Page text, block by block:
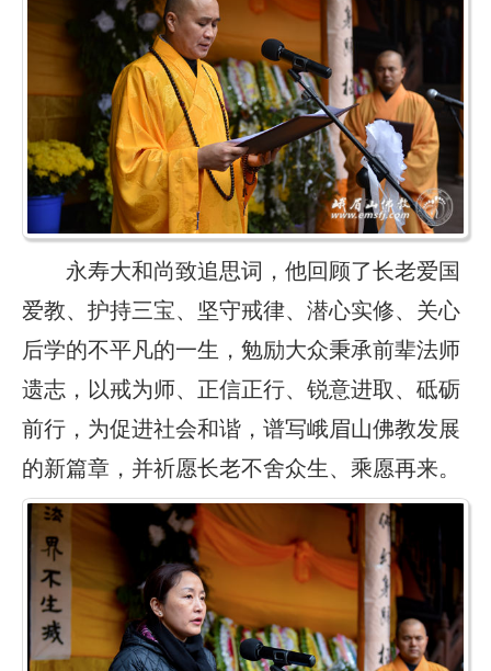
永寿大和尚致追思词，他回顾了长老爱国
爱教、护持三宝、坚守戒律、潜心实修、关心
后学的不平凡的一生，勉励大众秉承前辈法师
遗志，以戒为师、正信正行、锐意进取、砥砺
前行，为促进社会和谐，谱写峨眉山佛教发展
的新篇章，并祈愿长老不舍众生、乘愿再来。